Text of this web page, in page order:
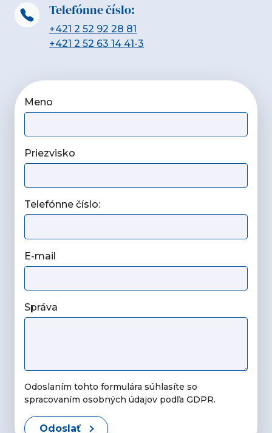
Telefónne číslo:
+421 2 52 92 28 81
+421 2 52 63 14 41-3
Meno
Priezvisko
Telefónne číslo:
E-mail
Správa
Odoslaním tohto formulára súhlasíte so
spracovaním osobných údajov podľa GDPR.
Odoslať